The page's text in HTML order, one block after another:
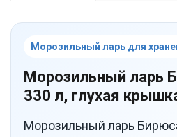
Морозильный ларь для
Морозильный ларь
330 л, глухая
Морозильный ларь